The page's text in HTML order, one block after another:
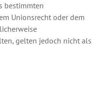
bestimmten
Unionsrecht oder dem
gelten jedoch nicht als